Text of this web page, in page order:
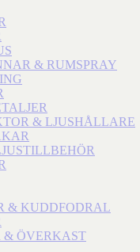
& RUMSPRAY
& LJUSHÅLLARE
& KUDDFODRAL
& ÖVERKAST